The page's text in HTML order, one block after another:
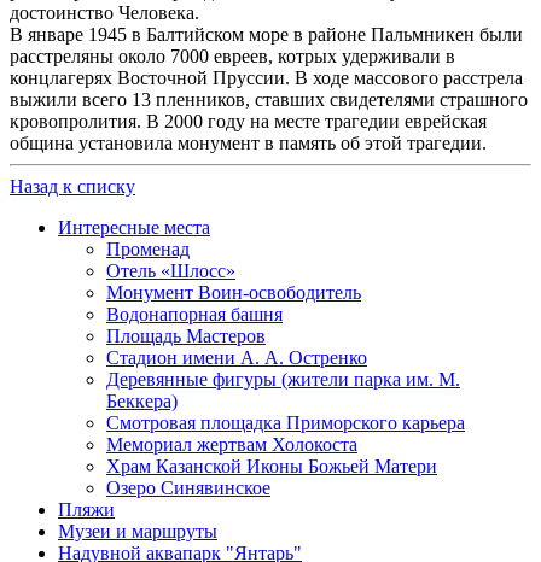
достоинство Человека.
В январе 1945 в Балтийском море в районе Пальмникен были
расстреляны около 7000 евреев, котрых удерживали в
концлагерях Восточной Пруссии. В ходе массового расстрела
выжили всего 13 пленников, ставших свидетелями страшного
кровопролития. В 2000 году на месте трагедии еврейская
община установила монумент в память об этой трагедии.
Назад к списку
Интересные места
Променад
Отель «Шлосс»
Монумент Воин-освободитель
Водонапорная башня
Площадь Мастеров
Стадион имени А. А. Остренко
Деревянные фигуры (жители парка им. М.
Беккера)
Смотровая площадка Приморского карьера
Мемориал жертвам Холокоста
Храм Казанской Иконы Божьей Матери
Озеро Синявинское
Пляжи
Музеи и маршруты
Надувной аквапарк "Янтарь"